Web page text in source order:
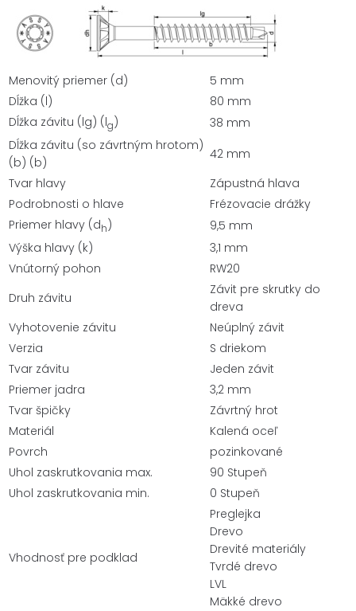
POZINKOVANÝ
PLECH,
SKRUTKA
NEÚPLNÝM
ZÁVITOM
A
ZAPUSTENOU
HLAVOU
S
FRÉZOVACÍMI
DRÁŽKAMI
5X80/38
Menovitý priemer (d)
5 mm
Dĺžka (l)
80 mm
Dĺžka závitu (lg) (lg)
38 mm
Dĺžka závitu (so závrtným hrotom)
(b) (b)
42 mm
Tvar hlavy
Zápustná hlava
Podrobnosti o hlave
Frézovacie drážky
Priemer hlavy (dh)
9,5 mm
Výška hlavy (k)
3,1 mm
Vnútorný pohon
RW20
Druh závitu
Závit pre skrutky do
dreva
Vyhotovenie závitu
Neúplný závit
Verzia
S driekom
Tvar závitu
Jeden závit
Priemer jadra
3,2 mm
Tvar špičky
Závrtný hrot
Materiál
Kalená oceľ
Povrch
pozinkované
Uhol zaskrutkovania max.
90 Stupeň
Uhol zaskrutkovania min.
0 Stupeň
Vhodnosť pre podklad
Preglejka
Drevo
Drevité materiály
Tvrdé drevo
LVL
Mäkké drevo